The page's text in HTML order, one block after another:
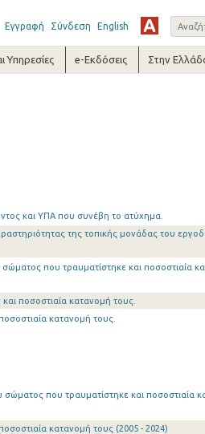
Εγγραφή Σύνδεση English
Υπηρεσίες e-Εκδόσεις Στην
και ΥΠΑ που συνέβη το ατύχημα.
της τοπικής μονάδας του
που τραυματίστηκε και ποσοστιαία
ποσοστιαία κατανομή τους.
κατανομή τους.
που τραυματίστηκε και ποσοστιαία
κατανομή τους (2005 - 2024)